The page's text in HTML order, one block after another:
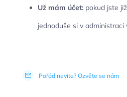
Už mám účet: pokud jste
jednoduše si v administraci
Pořád nevíte? Ozvěte se nám